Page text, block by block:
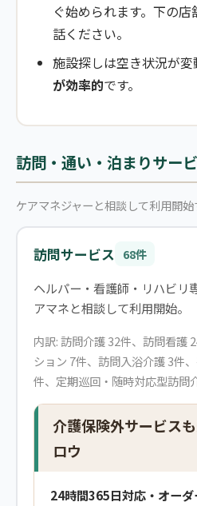
ぐ始められます。下の
話ください。
施設探しは空き状況が変
が効率的です。
訪問・通い・泊まりサー
ケアマネジャーと相談して利用開始
訪問サービス 68件
ヘルパー・看護師・リハビリ
アマネと相談して利用開始。
内訳: 訪問介護 32件、訪問看護
ション 7件、訪問入浴介護 3件
件、定期巡回・随時対応型訪問
介護保険外サービス
ロウ
24時間365日対応・オー